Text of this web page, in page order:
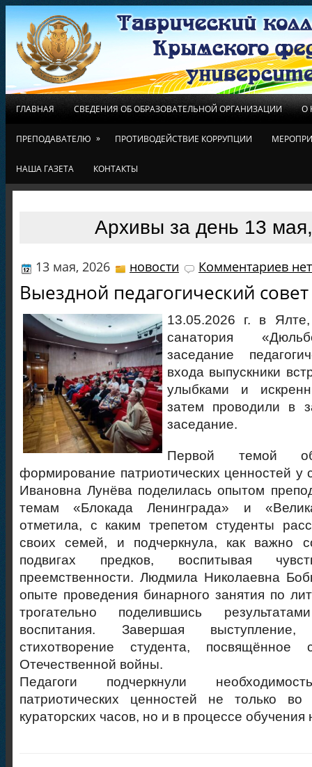
ГЛАВНАЯ СВЕДЕНИЯ ОБ ОБРАЗОВАТЕЛЬНОЙ ОРГАНИЗАЦИИ О
ПРЕПОДАВАТЕЛЮ » ПРОТИВОДЕЙСТВИЕ КОРРУПЦИИ
НАША ГАЗЕТА КОНТАКТЫ
Архивы за день 13
13 мая, 2026 новости Комментариев
Выездной педагогический совет
13.05.2026 г. в
санатория
заседание
входа выпускники
улыбками и
затем проводили в
заседание.
Первой темой
формирование патриотических ценностей у
Ивановна Лунёва поделилась опытом
темам «Блокада Ленинграда» и
отметила, с каким трепетом студенты
своих семей, и подчеркнула, как важно
подвигах предков, воспитывая
преемственности. Людмила Николаевна
опыте проведения бинарного занятия по
трогательно поделившись
воспитания. Завершая
стихотворение студента, посвящённое
Отечественной войны.
Педагоги подчеркнули
патриотических ценностей не только
кураторских часов, но и в процессе обучения